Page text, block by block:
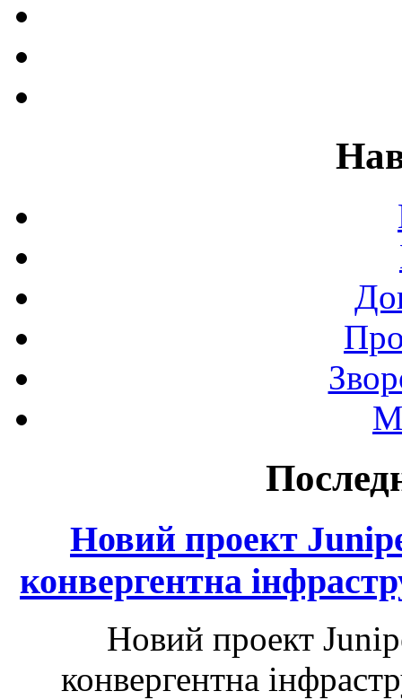
Новий проект
конвергентна
Новий проект
конвергентна